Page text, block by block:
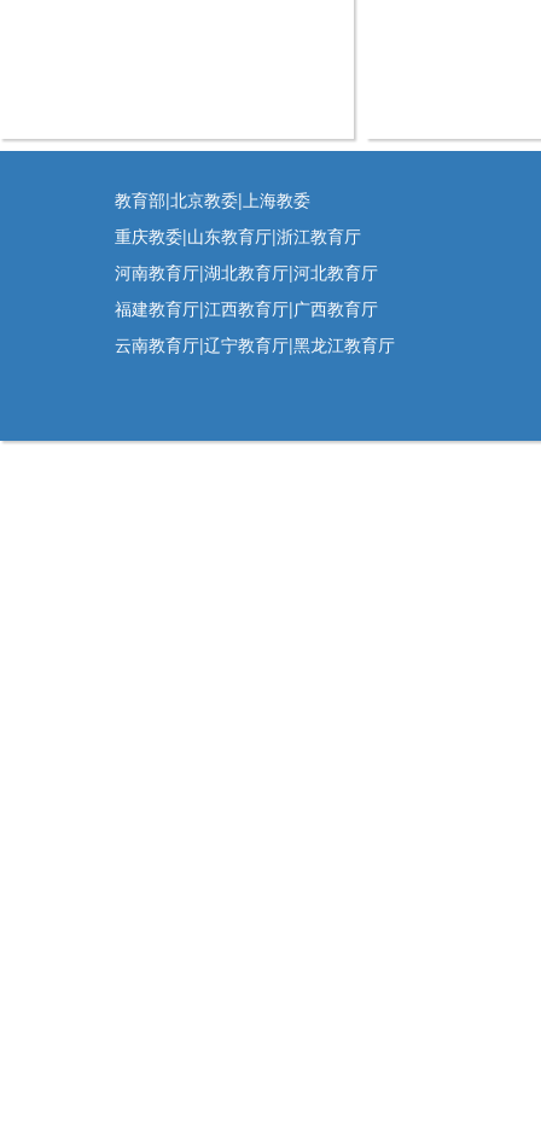
教育部|北京教委|上海教委
重庆教委|山东教育厅|浙江教育厅
河南教育厅|湖北教育厅|河北教育厅
福建教育厅|江西教育厅|广西教育厅
云南教育厅|辽宁教育厅|黑龙江教育厅